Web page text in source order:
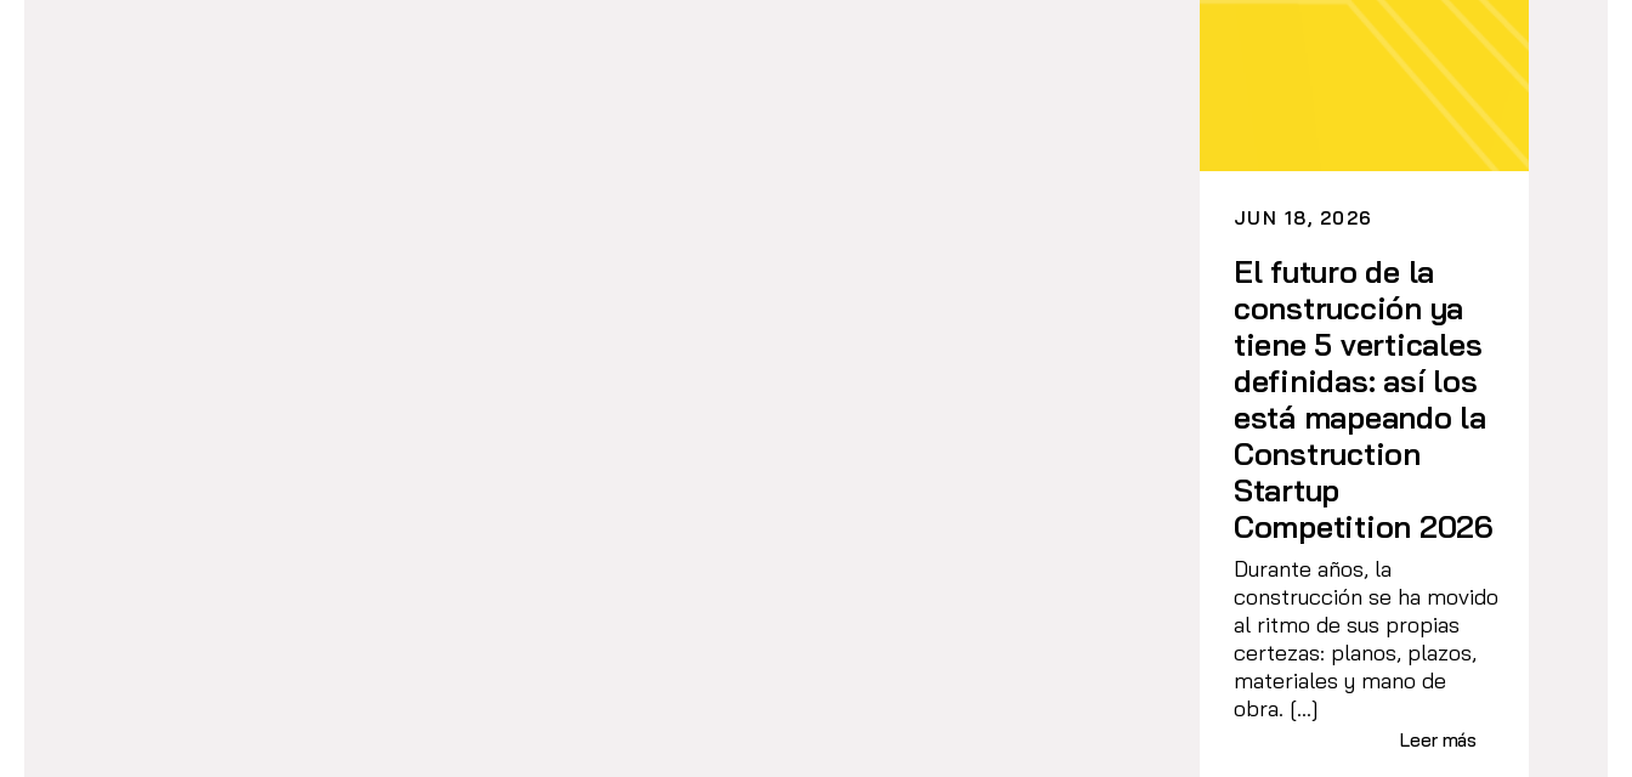
JUN 18, 2026
El futuro de la
construcción ya
tiene 5 verticales
definidas: así los
está mapeando la
Construction
Startup
Competition 2026
Durante años, la
construcción se ha movido
al ritmo de sus propias
certezas: planos, plazos,
materiales y mano de
obra. […]
Leer más